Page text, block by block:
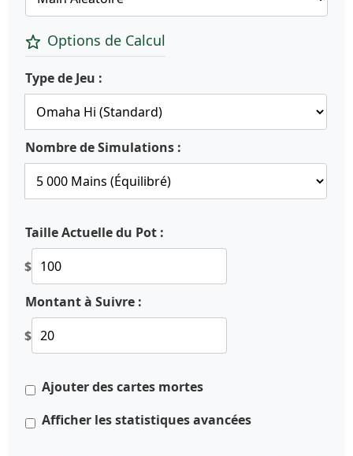
Options de Calcul
Type de Jeu :
Nombre de Simulations :
Taille Actuelle du Pot :
$
Montant à Suivre :
$
Ajouter des cartes mortes
Afficher les statistiques avancées